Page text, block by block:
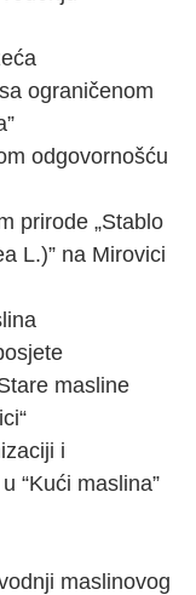
ograničenom
odgovornošću
prirode „Stablo
L.)” na Mirovici
masline
i
“Kući maslina”
maslinovog